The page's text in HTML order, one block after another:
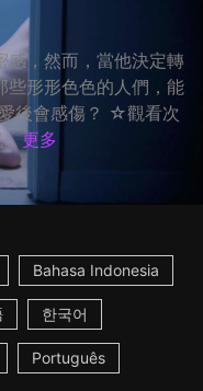
感，然而，當他決定轉
些形形色色的人們，能
後會感傷？ ☆觀看次
更多
Bahasa Indonesia
한국어
Português